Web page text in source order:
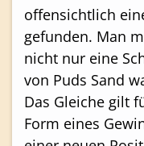
offensichtlich
gefunden. Man
nicht nur eine
von Puds Sand
Das Gleiche gilt
Form eines